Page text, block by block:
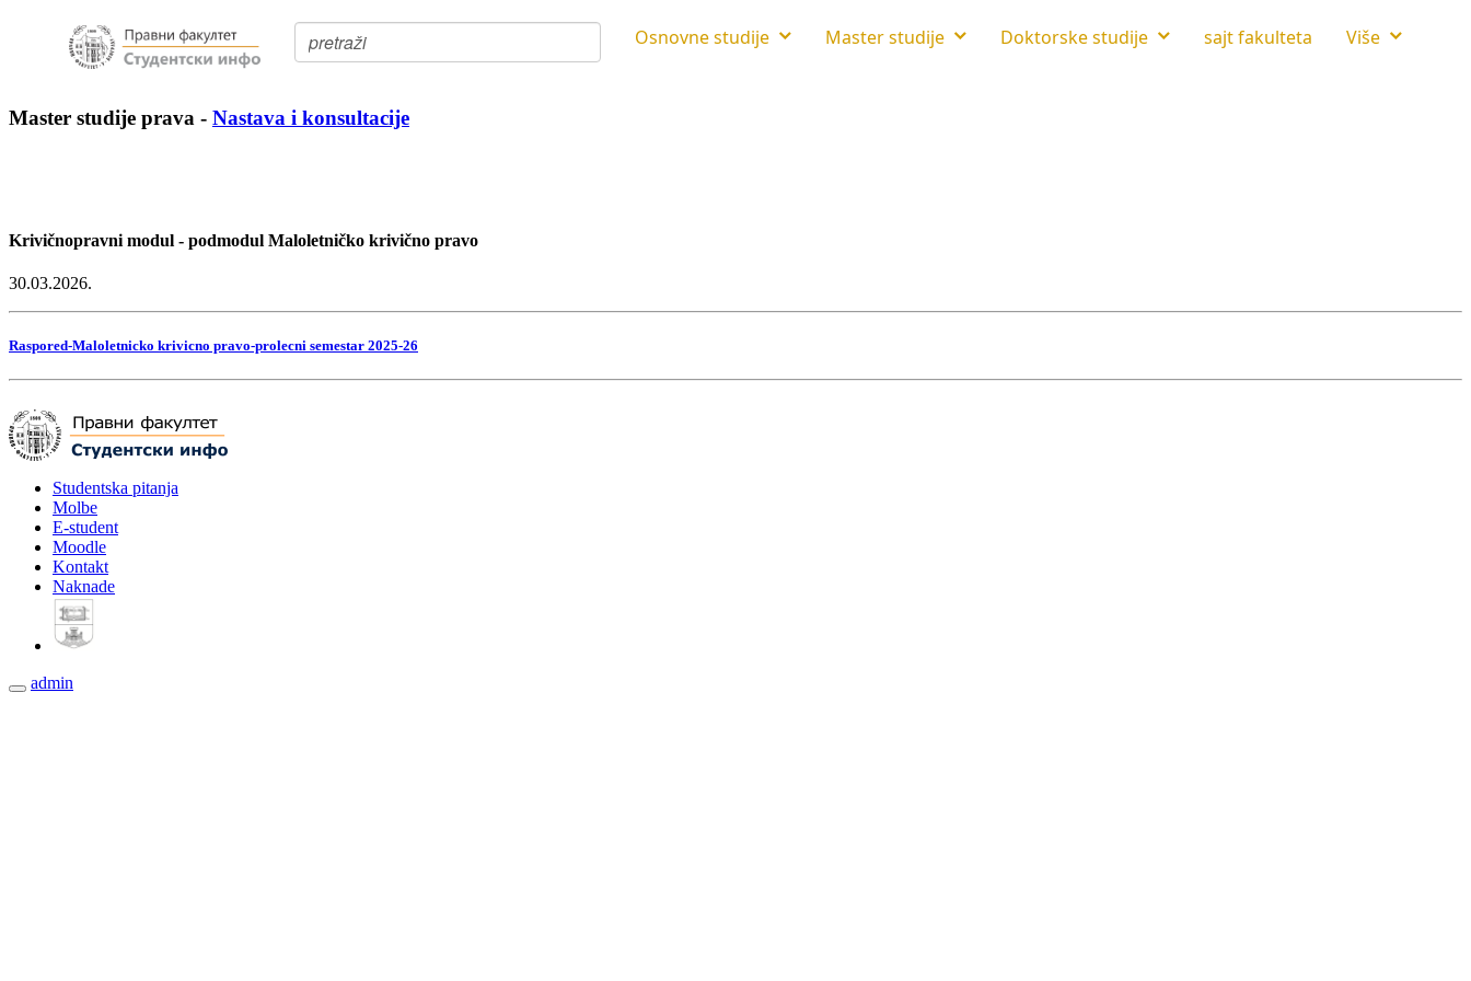
Osnovne studije Master studije Doktorske studije sajt fakulteta Više
Master studije prava - Nastava i konsultacije
Krivičnopravni modul - podmodul Maloletničko krivično pravo
30.03.2026.
Raspored-Maloletnicko krivicno pravo-prolecni semestar 2025-26
Studentska pitanja
Molbe
E-student
Moodle
Kontakt
Naknade
admin